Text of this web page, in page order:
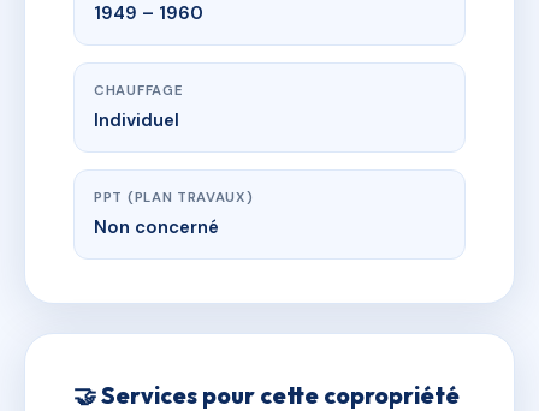
1949 – 1960
CHAUFFAGE
Individuel
PPT (PLAN TRAVAUX)
Non concerné
🤝 Services pour cette copropriété